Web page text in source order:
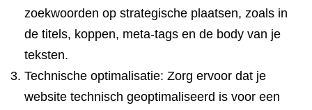
zoekwoorden op strategische plaatsen, zoals in
de titels, koppen, meta-tags en de body van je
teksten.
Technische optimalisatie: Zorg ervoor dat je
website technisch geoptimaliseerd is voor een